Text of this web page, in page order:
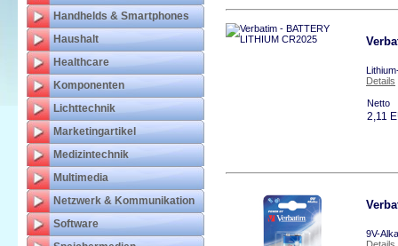
Details
Netto
2,11
9V-
Details
Handhelds & Smartphones
Haushalt
Healthcare
Komponenten
Lichttechnik
Marketingartikel
Medizintechnik
Multimedia
Netzwerk & Kommunikation
Software